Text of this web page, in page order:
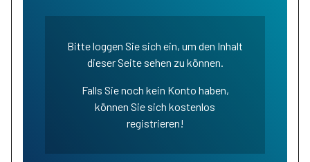
Bitte loggen Sie sich ein, um den Inhalt
dieser Seite sehen zu können.
Falls Sie noch kein Konto haben,
können Sie sich kostenlos
registrieren!